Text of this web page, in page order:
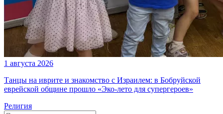
1 августа 2026
Танцы на иврите и знакомство с Израилем: в Бобруйской
еврейской общине прошло «Эко-лето для супергероев»
Религия